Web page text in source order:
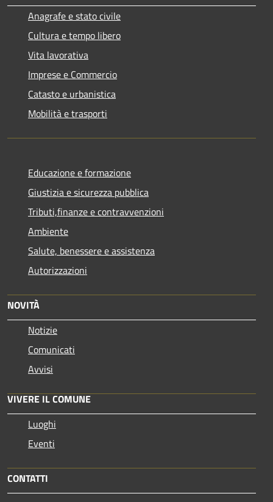
Anagrafe e stato civile
Cultura e tempo libero
Vita lavorativa
Imprese e Commercio
Catasto e urbanistica
Mobilità e trasporti
Educazione e formazione
Giustizia e sicurezza pubblica
Tributi,finanze e contravvenzioni
Ambiente
Salute, benessere e assistenza
Autorizzazioni
NOVITÀ
Notizie
Comunicati
Avvisi
VIVERE IL COMUNE
Luoghi
Eventi
CONTATTI